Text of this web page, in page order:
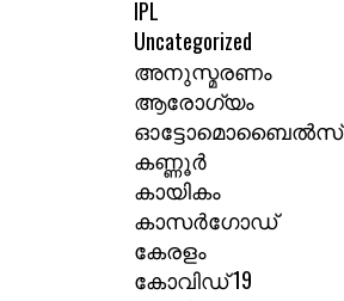
IPL
Uncategorized
അനുസ്മരണം
ആരോഗ്യം
ഓട്ടോമൊബൈൽസ്
കണ്ണൂർ
കായികം
കാസർഗോഡ്
കേരളം
കോവിഡ് 19